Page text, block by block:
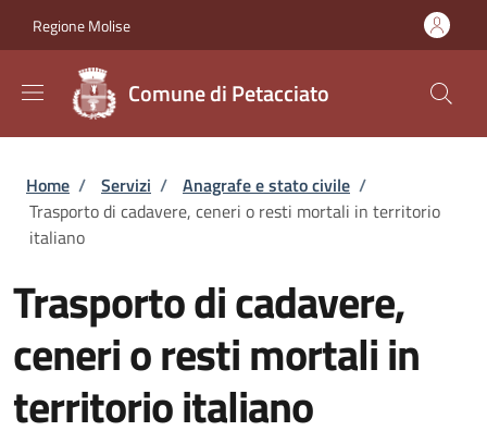
Regione Molise
Comune di Petacciato
Briciole di pane
Home / Servizi / Anagrafe e stato civile /
Trasporto di cadavere, ceneri o resti mortali in territorio
italiano
Trasporto di cadavere,
ceneri o resti mortali in
territorio italiano